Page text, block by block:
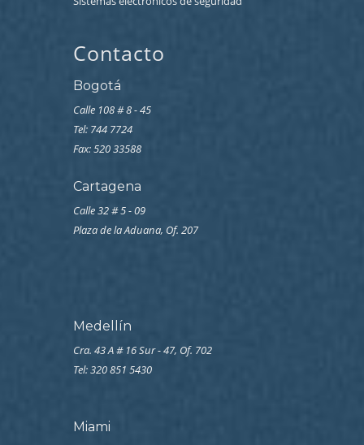
Contacto
Bogotá
Calle 108 # 8 - 45
Tel: 744 7724
Fax: 520 33588
Cartagena
Calle 32 # 5 - 09
Plaza de la Aduana, Of. 207
Medellín
Cra. 43 A # 16 Sur - 47, Of. 702
Tel: 320 851 5430
Miami